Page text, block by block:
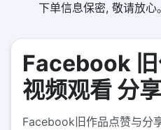
下单信息保密, 敬请放心。
Facebook
视频观看 分享
Facebook旧作品点赞与分